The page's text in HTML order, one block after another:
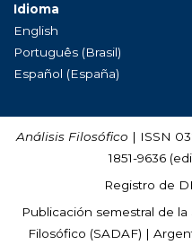
Idioma
English
Português (Brasil)
Español (España)
Análisis Filosófico | ISSN
1851-9636
Registro de
Publicación semestral de
Filosófico (SADAF) |